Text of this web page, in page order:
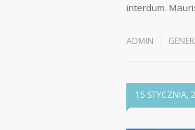
interdum.
ADMIN
15 STYCZNIA,